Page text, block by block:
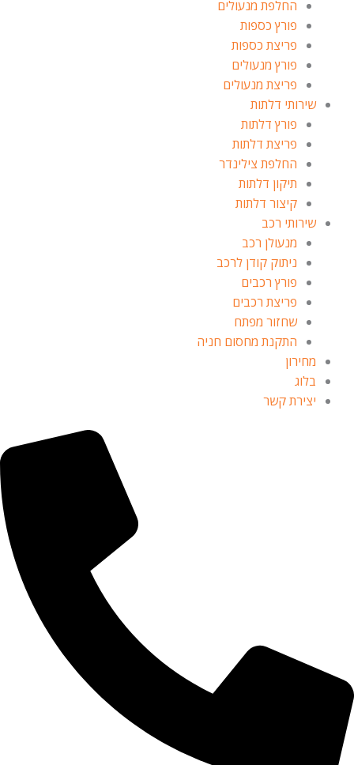
החלפת מנעולים
פורץ כספות
פריצת כספות
פורץ מנעולים
פריצת מנעולים
שירותי דלתות
פורץ דלתות
פריצת דלתות
החלפת צילינדר
תיקון דלתות
קיצור דלתות
שירותי רכב
מנעולן רכב
ניתוק קודן לרכב
פורץ רכבים
פריצת רכבים
שחזור מפתח
התקנת מחסום חניה
מחירון
בלוג
יצירת קשר